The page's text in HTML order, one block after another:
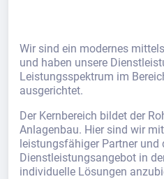
Wir sind ein modernes
und haben unsere
Leistungsspektrum im
ausgerichtet.
Der Kernbereich bildet der
Anlagenbau. Hier sind wir
leistungsfähiger Partner und
Dienstleistungsangebot in
individuelle Lösungen